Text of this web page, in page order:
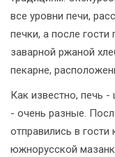
все уровни печи,
печки, а после
заварной ржаной
пекарне,
Как известно, печь
- очень разные.
отправились в
южнорусской